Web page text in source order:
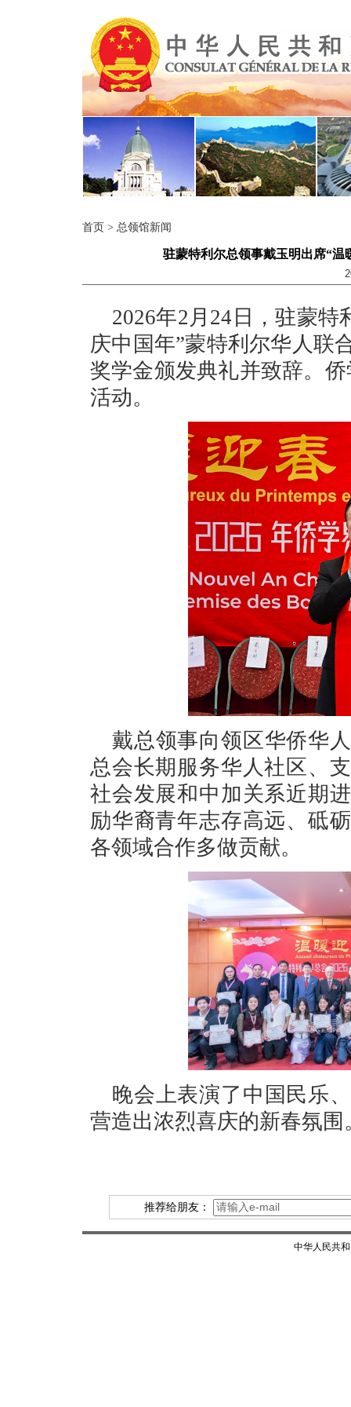
首页 > 总领馆新闻
驻蒙特利尔总领事戴玉明出席“温
2026年2月24日，驻蒙特
庆中国年”蒙特利尔华人联
奖学金颁发典礼并致辞。
活动。
戴总领事向领区华侨华
总会长期服务华人社区、
社会发展和中加关系近期
励华裔青年志存高远、砥
各领域合作多做贡献。
晚会上表演了中国民乐
营造出浓烈喜庆的新春氛围
推荐给朋友：
中华人民共